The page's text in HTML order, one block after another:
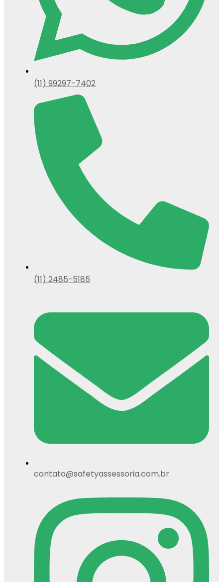
(11) 99297-7402
(11) 2485-5185
contato@safetyassessoria.com.br